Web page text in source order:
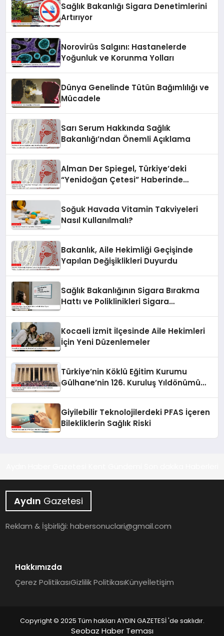
Sağlık Bakanlığı Sigara Denetimlerini
Artırıyor
Norovirüs Salgını: Hastanelerde
Yoğunluk ve Korunma Yolları
Dünya Genelinde Tütün Bağımlılığı ve
Mücadele
Sarı Serum Hakkında Sağlık
Bakanlığı’ndan Önemli Açıklama
Alman Der Spiegel, Türkiye’deki
“Yenidoğan Çetesi” Haberinde
Soğuk Havada Vitamin Takviyeleri
Nasıl Kullanılmalı?
Bakanlık, Aile Hekimliği Geçişinde
Yapılan Değişiklikleri Duyurdu
Sağlık Bakanlığının Sigara Bırakma
Hattı ve Poliklinikleri Sigara
Kocaeli İzmit İlçesinde Aile Hekimleri
İçin Yeni Düzenlemeler
Türkiye’nin Köklü Eğitim Kurumu
Gülhane’nin 126. Kuruluş Yıldönümü
Giyilebilir Teknolojilerdeki PFAS İçeren
Bilekliklerin Sağlık Riski
Aydın Gazetesi
Reklam & İşbirliği:habersonuclari@gmail.com
Hakkımızda
Çerez PolitikasıGizlilik PolitikasıKünyeİletişim
Copyright © 2025 Tüm hakları AYDIN GAZETESİ 'de saklıdır.
Seobaz Haber Teması